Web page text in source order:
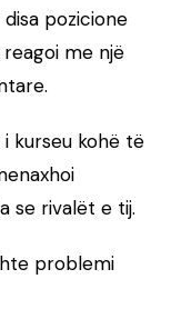
pozicione
me një
kurseu kohë të
se rivalët e tij.
problemi